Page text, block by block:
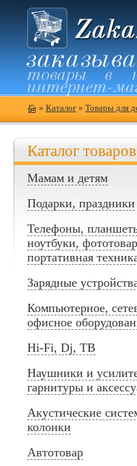
» Каталог » Товары для
Каталог
Мамам и детям
Подарки, праздники
Телефоны,
ноутбуки,
портативная
Зарядные
Компьютерное,
офисное
Hi-Fi, Dj, ТВ
Наушники и
гарнитуры и
Акустические
колонки
Автотовар